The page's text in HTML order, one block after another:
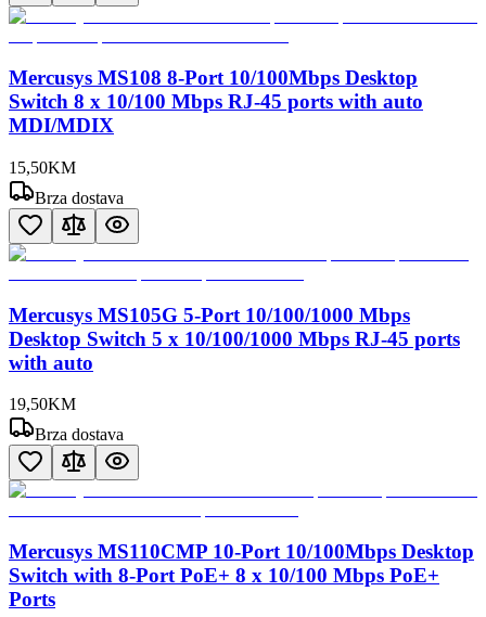
Mercusys MS108 8-Port 10/100Mbps Desktop
Switch 8 x 10/100 Mbps RJ-45 ports with auto
MDI/MDIX
15,50KM
Brza dostava
Mercusys MS105G 5-Port 10/100/1000 Mbps
Desktop Switch 5 x 10/100/1000 Mbps RJ-45 ports
with auto
19,50KM
Brza dostava
Mercusys MS110CMP 10-Port 10/100Mbps Desktop
Switch with 8-Port PoE+ 8 x 10/100 Mbps PoE+
Ports